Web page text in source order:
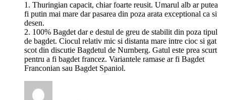
1. Thuringian capacit, chiar foarte reusit. Umarul alb ar putea
fi putin mai mare dar pasarea din poza arata exceptional ca si
desen.
2. 100% Bagdet dar e destul de greu de stabilit din poza tipul
de bagdet. Ciocul relativ mic si distanta mare intre cioc si gat
scot din discutie Bagdetul de Nurnberg. Gatul este prea scurt
pentru a fi bagdet francez. Variantele ramase ar fi Bagdet
Franconian sau Bagdet Spaniol.